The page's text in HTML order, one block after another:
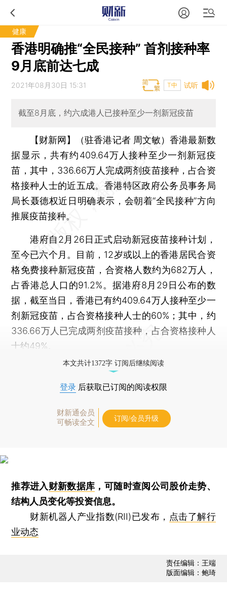
健康
香港明确推“全民接种” 首剂接种率
9月底前达七成
试听
2021年08月30日 15:31 T中
截至8月底，约六成港人已接种至少一剂新冠疫苗
【财新网】（驻香港记者 周文敏）香港最新数
据显示，共有约409.64万人接种至少一剂新冠疫
苗，其中，336.66万人完成两剂疫苗接种，占合资
格接种人士的近五成。香港特区政府公务员事务局
局长聂德权近日明确表示，会朝着“全民接种”方向
推展疫苗接种。
港府自2月26日正式启动新冠疫苗接种计划，
至今已六个月。目前，12岁或以上的香港居民合资
格免费接种新冠疫苗，合资格人数约为682万人，
占香港总人口的91.2%。据港府8月29日公布的数
据，截至当日，香港已有约409.64万人接种至少一
剂新冠疫苗，占合资格接种人士的60%；其中，约
336.66万人已完成两剂疫苗接种，占合资格接种人
士约49%。
本文共计1372字 订阅后继续阅读
登录 后获取已订阅的阅读权限
财新通会员
可畅读全文
订阅/会员升级
推荐进入财新数据库 ，可随时查阅公司股价走势、
结构人员变化等投资信息。
财新机器人产业指数(RII)已发布， 点击了解行
业动态
责任编辑：王端
版面编辑：鲍琦